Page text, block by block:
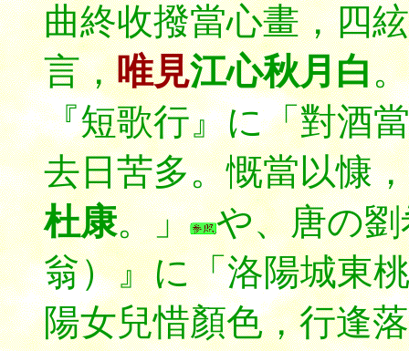
曲終收撥當心畫，四絃
言，唯見江心秋月白
『短歌行』に「對酒
去日苦多。慨當以慷
杜康。」
や、唐の
翁）』に「洛陽城東
陽女兒惜顏色，行逢